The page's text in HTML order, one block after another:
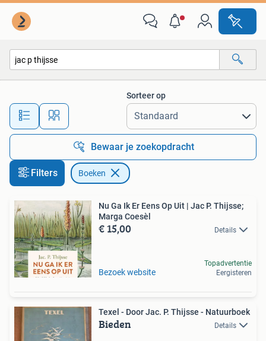
Alle afstanden…
Sorteer op
Bewaar je zoekopdracht
Filters Boeken
Nu Ga Ik Er Eens Op Uit | Jac P. Thijsse;
Marga Coesèl
€ 15,00 Details
Bezoek website
Topadvertentie
Eergisteren
Texel - Door Jac. P. Thijsse - Natuurboek
Bieden Details